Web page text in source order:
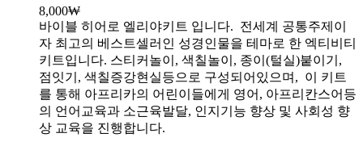
8,000₩
바이블 히어로 엘리야키트 입니다. 전세계 공통주제이
자 최고의 베스트셀러인 성경인물을 테마로 한 엑티비티
키트입니다. 스티커놀이, 색칠놀이, 종이(털실)붙이기,
점잇기, 색칠증강현실등으로 구성되어있으며, 이 키트
를 통해 아프리카의 어린이들에게 영어, 아프리칸스어등
의 언어교육과 소근육발달, 인지기능 향상 및 사회성 향
상 교육을 진행합니다.